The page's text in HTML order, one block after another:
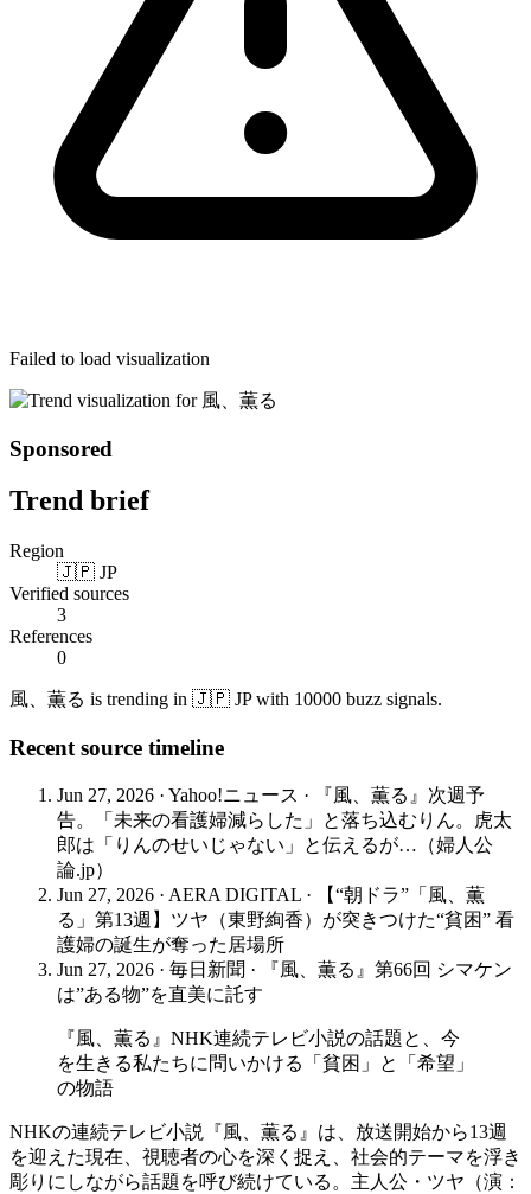
Failed to load visualization
Sponsored
Trend brief
Region
🇯🇵 JP
Verified sources
3
References
0
風、薫る is trending in 🇯🇵 JP with 10000 buzz signals.
Recent source timeline
Jun 27, 2026 · Yahoo!ニュース ·
『風、薫る』次週予
告。「未来の看護婦減らした」と落ち込むりん。虎太
郎は「りんのせいじゃない」と伝えるが…（婦人公
論.jp）
Jun 27, 2026 · AERA DIGITAL ·
【“朝ドラ”「風、薫
る」第13週】ツヤ（東野絢香）が突きつけた“貧困” 看
護婦の誕生が奪った居場所
Jun 27, 2026 · 毎日新聞 ·
『風、薫る』第66回 シマケン
は”ある物”を直美に託す
『風、薫る』NHK連続テレビ小説の話題と、今
を生きる私たちに問いかける「貧困」と「希望」
の物語
NHKの連続テレビ小説『風、薫る』は、放送開始から13週
を迎えた現在、視聴者の心を深く捉え、社会的テーマを浮き
彫りにしながら話題を呼び続けている。主人公・ツヤ（演：